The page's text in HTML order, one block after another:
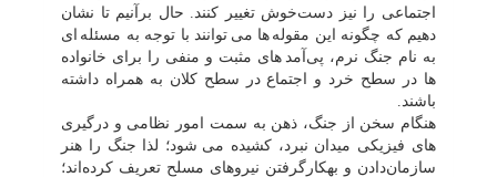
اجتماعی را نیز دست‌خوش تغییر کنند. حال برآنیم تا نشان
دهیم که چگونه این مقوله ها می توانند با توجه به مسئله ای
به نام جنگ نرم، پی‌آمد های مثبت و منفی را برای خانواده
ها در سطح خرد و اجتماع در سطح کلان به همراه داشته
باشند.
هنگام سخن از جنگ، ذهن به سمت امور نظامی و درگیری
های فیزیکی میدان نبرد، کشیده می شود؛ لذا جنگ را هنر
سازمان‌دادن و به‎کارگرفتن نیروهای مسلح تعریف کرده‌اند؛